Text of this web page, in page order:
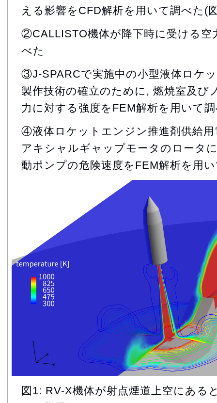
える影響をCFD解析を用いて調べた(
②CALLISTO機体が降下時に受ける空
べた
③J-SPARCで実施中の小型液体ロケ
製作技術の確立のために, 燃焼室及び
力に対する強度をFEM解析を用いて
④液体ロケットエンジン推進剤供給
アキシャルギャップモータのロータ
動ポンプの危険速度をFEM解析を用
図1: RV-X機体が射点煙道上空にある